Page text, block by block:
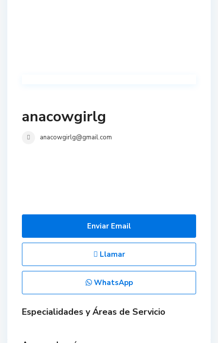
anacowgirlg
anacowgirlg@gmail.com
Enviar Email
Llamar
WhatsApp
Especialidades y Áreas de Servicio